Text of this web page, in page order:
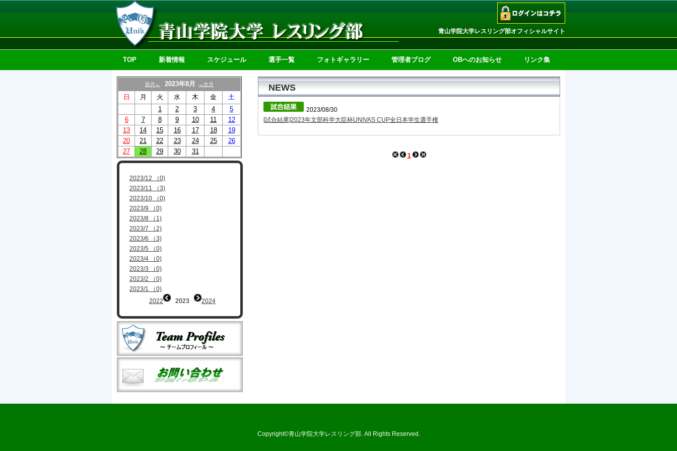
青山学院大学レスリング部オフィシャルサイト
TOP 新着情報 スケジュール 選手一覧 フォトギャラリー 管理者ブログ OBへのお知らせ リンク集
NEWS
2023/08/30
[試合結果]2023年文部科学大臣杯UNIVAS CUP全日本学生選手権
1
前月← 2023年8月 →次月
日 月 火 水 木 金
土
1
2 3 4
5
6
7 8 9 10 11
12
13
14 15 16 17 18
19
20
21 22 23 24 25
26
27
28 29 30 31
2023/12 （0)
2023/11 （3)
2023/10 （0)
2023/9 （0)
2023/8 （1)
2023/7 （2)
2023/6 （3)
2023/5 （0)
2023/4 （0)
2023/3 （0)
2023/2 （0)
2023/1 （0)
2022
2023 2024
Copyright©青山学院大学レスリング部. All Rights Reserved.